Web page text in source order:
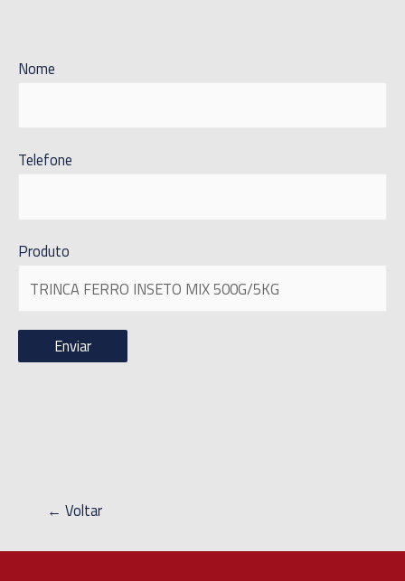
Nome
Telefone
Produto
← Voltar